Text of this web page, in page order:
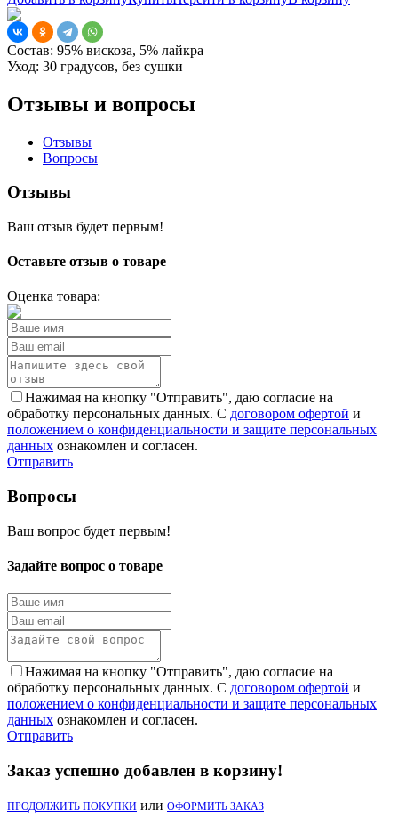
Состав: 95% вискоза, 5% лайкра
Уход: 30 градусов, без сушки
Отзывы и вопросы
Отзывы
Вопросы
Отзывы
Ваш отзыв будет первым!
Оставьте отзыв о товаре
Оценка товара:
Нажимая на кнопку "Отправить", даю согласие на
обработку персональных данных. С договором офертой и
положением о конфиденциальности и защите персональных
данных ознакомлен и согласен.
Отправить
Вопросы
Ваш вопрос будет первым!
Задайте вопрос о товаре
Нажимая на кнопку "Отправить", даю согласие на
обработку персональных данных. С договором офертой и
положением о конфиденциальности и защите персональных
данных ознакомлен и согласен.
Отправить
Заказ успешно добавлен в корзину!
ПРОДОЛЖИТЬ ПОКУПКИ или ОФОРМИТЬ ЗАКАЗ